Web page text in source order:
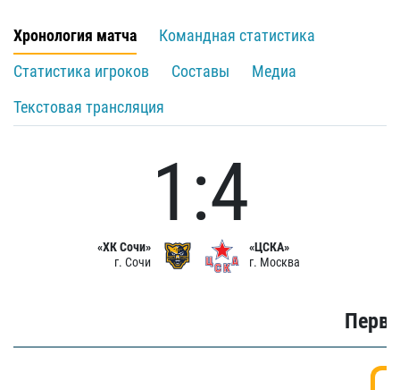
Хронология матча
Командная статистика
Статистика игроков
Составы
Медиа
Текстовая трансляция
«ХК Сочи»
г. Сочи
1:4
«ЦСКА»
г. Москва